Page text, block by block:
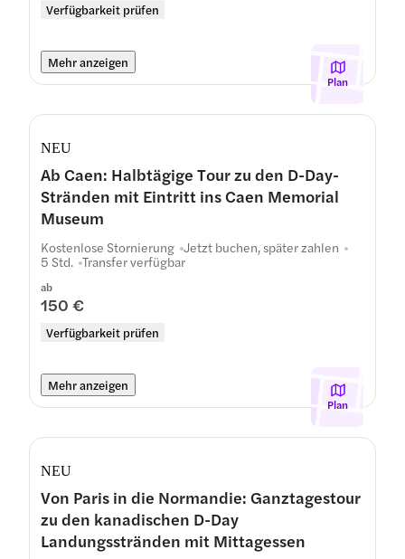
Verfügbarkeit prüfen
Mehr anzeigen
Plan
NEU
Ab Caen: Halbtägige Tour zu den D-Day-
Stränden mit Eintritt ins Caen Memorial
Museum
ab
150 €
Verfügbarkeit prüfen
Kostenlose Stornierung Jetzt buchen, später zahlen
5 Std. Transfer verfügbar
Mehr anzeigen
Plan
NEU
Von Paris in die Normandie: Ganztagestour
zu den kanadischen D-Day
Landungsstränden mit Mittagessen